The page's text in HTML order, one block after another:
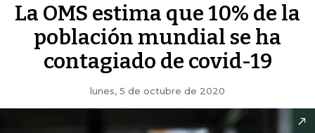
La OMS estima que 10% de la
población mundial se ha
contagiado de covid-19
lunes, 5 de octubre de 2020